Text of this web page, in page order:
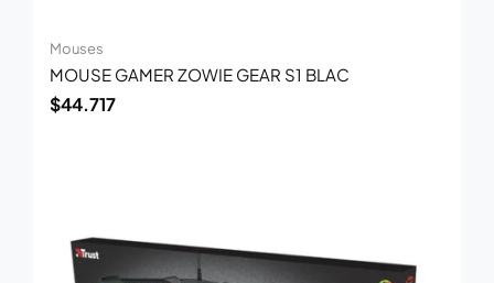
Mouses
MOUSE GAMER ZOWIE GEAR S1 BLAC
$44.717